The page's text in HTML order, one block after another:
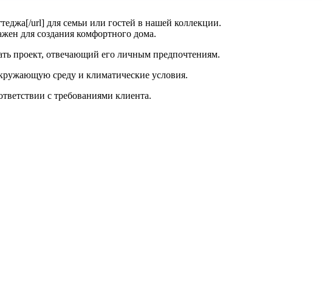
url] для семьи или гостей в нашей коллекции.
для создания комфортного дома.
проект, отвечающий его личным предпочтениям.
среду и климатические условия.
с требованиями клиента.